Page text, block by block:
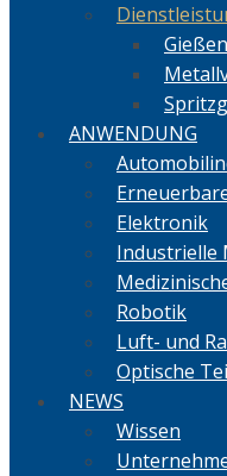
ANWENDUNG
Elektronik
Industrielle
Robotik
Luft- und
Optische
NEWS
Wissen